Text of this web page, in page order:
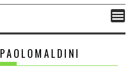
PAOLOMALDINI